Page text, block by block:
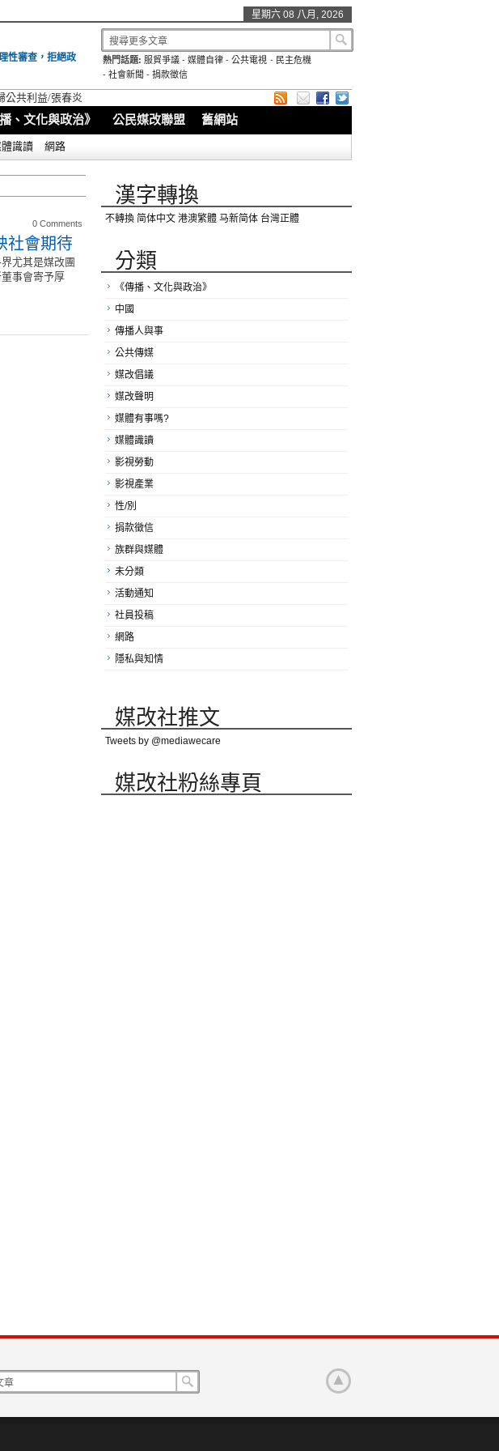
星期六 08 八月, 2026
性審查，拒絕政
熱門話題: 服貿爭議 -媒體自律 -公共電視 - 民主危機
- 社會新聞 - 捐款徵信
公共利益/張春炎
播、文化與政治》 公民媒改聯盟 舊網站
識讀 網路
0 Comments
社會期待
尤其是媒改團
事會寄予厚
漢字轉換
不轉換 简体中文 港澳繁體 马新简体 台灣正體
分類
《傳播、文化與政治》
中國
傳播人與事
公共傳媒
媒改倡議
媒改聲明
媒體有事嗎?
媒體識讀
影視勞動
影視產業
性/別
捐款徵信
族群與媒體
未分類
活動通知
社員投稿
網路
隱私與知情
媒改社推文
Tweets by @mediawecare
媒改社粉絲專頁